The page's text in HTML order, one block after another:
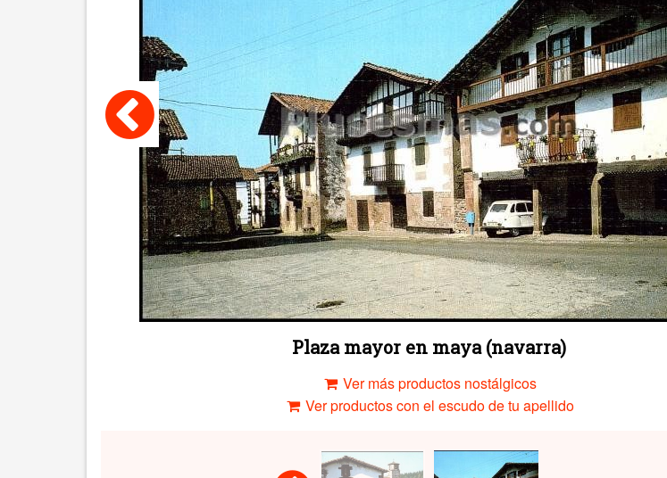
Plaza mayor en maya (navarra)
Ver más productos nostálgicos
Ver productos con el escudo de tu apellido